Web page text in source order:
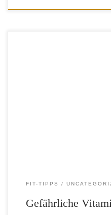
FIT-TIPPS
Gefährliche